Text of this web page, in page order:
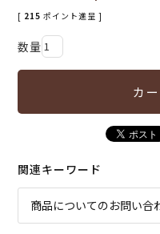
[ 215 ポイント進呈 ]
カ
関連キーワード
商品についてのお問い合